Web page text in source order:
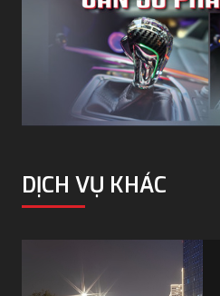
DỊCH VỤ KHÁC